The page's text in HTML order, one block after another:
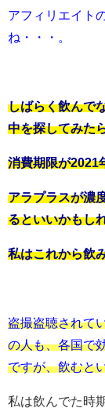
アフィリエイト
ね・・・。
しばらく飲んで
中を探してみた
消費期限が
アラプラスが濃
るといいかもし
私はこれから飲
盗撮盗聴されて
の人も、各国で
ですが、飲むと
私は飲んでた時